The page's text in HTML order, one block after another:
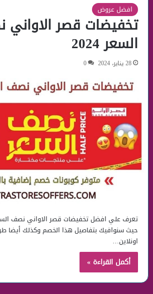
افضل عروض
تخفيضات قصر
السعر 2024
28 يناير، 2024 0
حيث سنوافيك بتفاصيل هذا الخصم وكذلك أيضا
اونلاين…
أكمل القراءة »